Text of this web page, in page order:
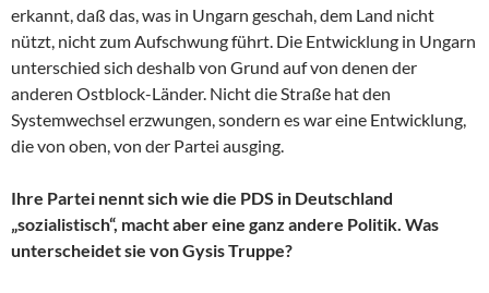
erkannt, daß das, was in Ungarn geschah, dem Land nicht
nützt, nicht zum Aufschwung führt. Die Entwicklung in Ungarn
unterschied sich deshalb von Grund auf von denen der
anderen Ostblock-Länder. Nicht die Straße hat den
Systemwechsel erzwungen, sondern es war eine Entwicklung,
die von oben, von der Partei ausging.
Ihre Partei nennt sich wie die PDS in Deutschland
„sozialistisch“, macht aber eine ganz andere Politik. Was
unterscheidet sie von Gysis Truppe?